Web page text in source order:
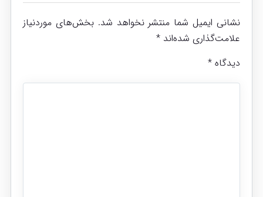
نشانی ایمیل شما منتشر نخواهد شد. بخش‌های موردنیاز
علامت‌گذاری شده‌اند *
دیدگاه *